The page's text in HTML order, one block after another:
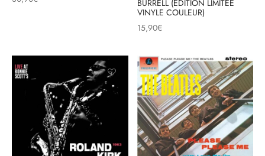
BURRELL (EDITION LIMITEE
VINYLE COULEUR)
15,90€